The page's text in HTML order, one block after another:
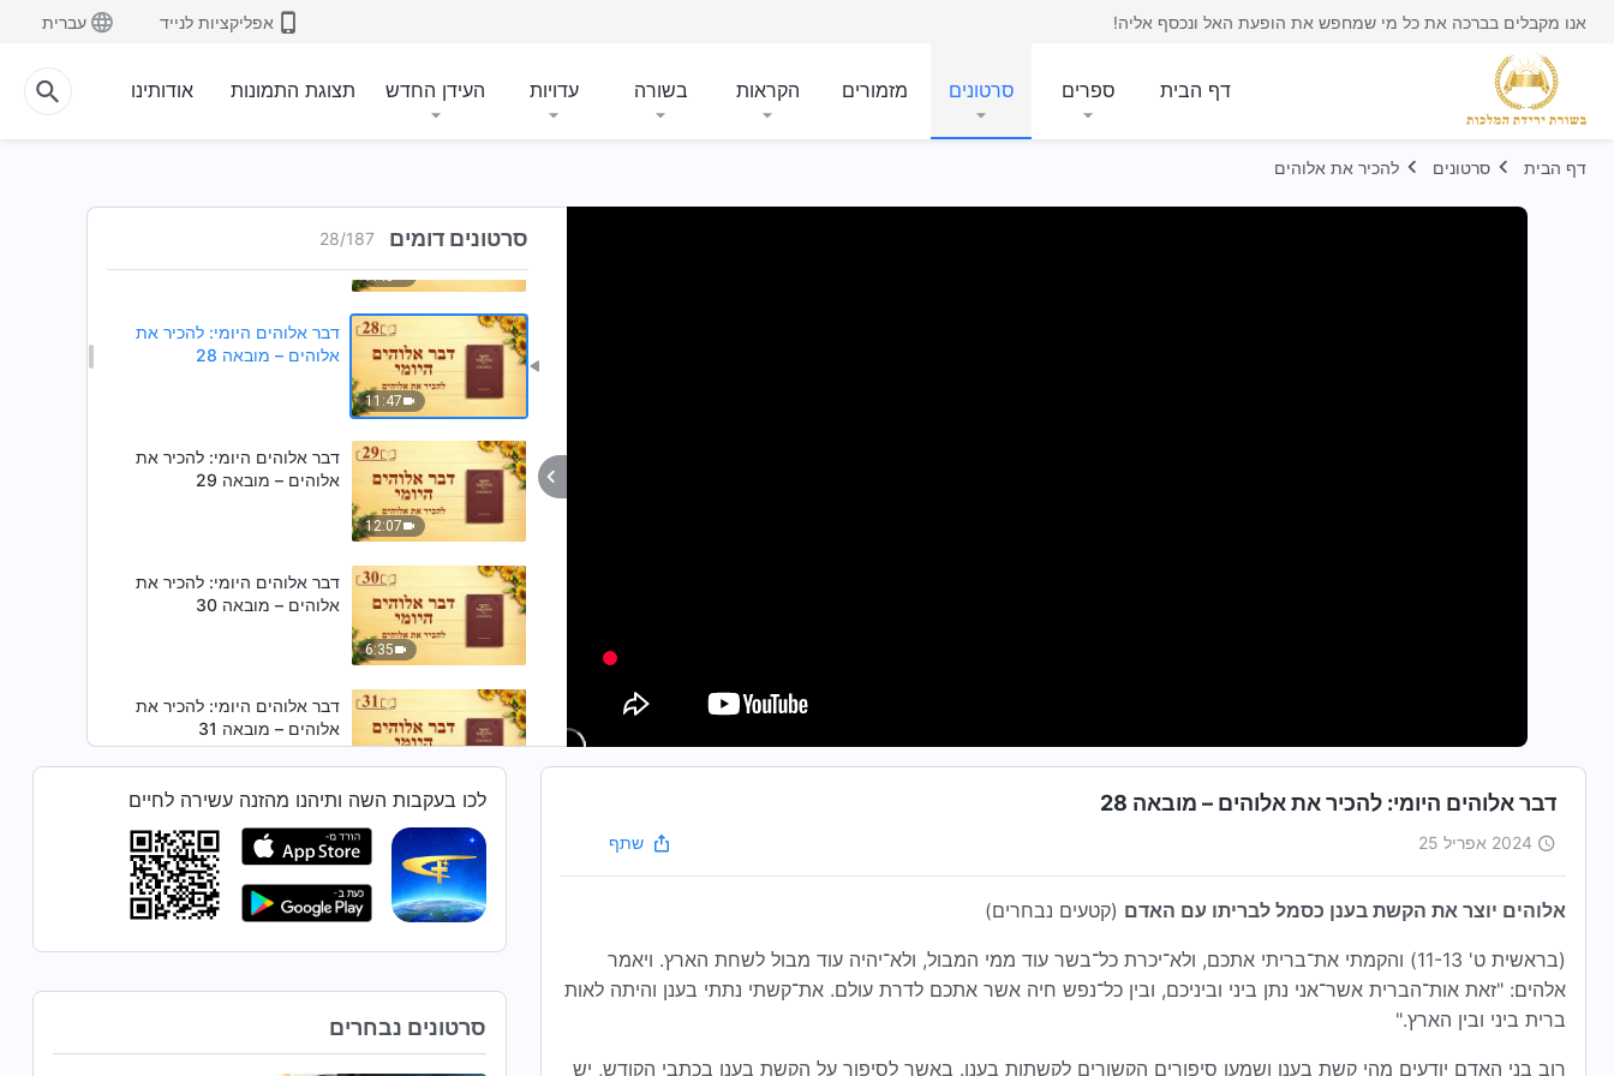
אנו מקבלים בברכה את כל מי שמחפש את הופעת האל ונכסף אליה! אפליקציות לנייד עברית
דף הבית ספרים סרטונים מזמורים הקראות בשורה עדויות העידן החדש תצוגת התמונות אודותינו
דף הבית סרטונים להכיר את אלוהים
סרטונים דומים 28/187
דבר אלוהים היומי: להכיר את
7:45
דבר אלוהים היומי: להכיר את
אלוהים – מובאה 27
11:47
דבר אלוהים היומי: להכיר את
אלוהים – מובאה 28
12:07
דבר אלוהים היומי: להכיר את
אלוהים – מובאה 29
6:35
דבר אלוהים היומי: להכיר את
אלוהים – מובאה 30
דבר אלוהים היומי: להכיר את
אלוהים – מובאה 31
9:01
דבר אלוהים היומי: להכיר את
אלוהים – מובאה 32
7:24
דבר אלוהים היומי: להכיר את
דבר אלוהים היומי: להכיר את אלוהים – מובאה 28
2024 אפריל 25 שתף
אלוהים יוצר את הקשת בענן כסמל לבריתו עם האדם (קטעים נבחרים)
(בראשית ט' 11-13) והקמתי את־בריתי אתכם, ולא־יכרת כל־בשר עוד ממי המבול, ולא־יהיה עוד מבול לשחת הארץ. ויאמר
אלהים: "זאת אות־הברית אשר־אני נתן ביני וביניכם, ובין כל־נפש חיה אשר אתכם לדרת עולם. את־קשתי נתתי בענן והיתה לאות
ברית ביני ובין הארץ."
רוב בני האדם יודעים מהי קשת בענן ושמעו סיפורים הקשורים לקשתות בענן. באשר לסיפור על הקשת בענן בכתבי הקודש, יש
לכו בעקבות השה ותיהנו מהזנה עשירה לחיים
סרטונים נבחרים